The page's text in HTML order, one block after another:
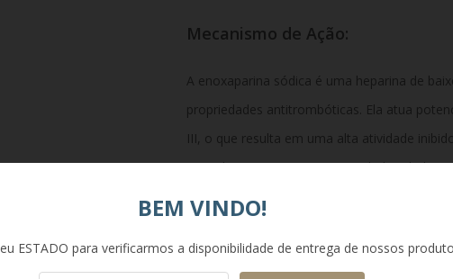
Mecanismo de Ação:
A enoxaparina sódica é uma heparina de
propriedades antitrombóticas. Ela atua
III, o que resulta em uma alta atividade
coagulação e uma menor atividade inibidora
inibindo eficientemente a formação de
significativamente o tempo de sangramento
BEM VINDO!
ESTADO para verificarmos a disponibilidade de entrega de nossos